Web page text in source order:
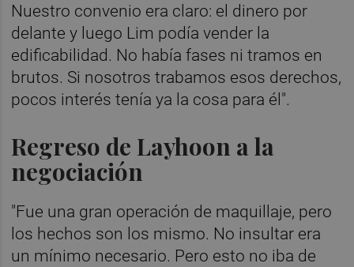
Nuestro convenio era claro: el dinero por
delante y luego Lim podía vender la
edificabilidad. No había fases ni tramos en
brutos. Si nosotros trabamos esos derechos,
pocos interés tenía ya la cosa para él".
Regreso de Layhoon a la
negociación
"Fue una gran operación de maquillaje, pero
los hechos son los mismo. No insultar era
un mínimo necesario. Pero esto no iba de